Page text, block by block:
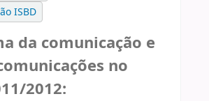
ISBD
da comunicação e
no
2012: